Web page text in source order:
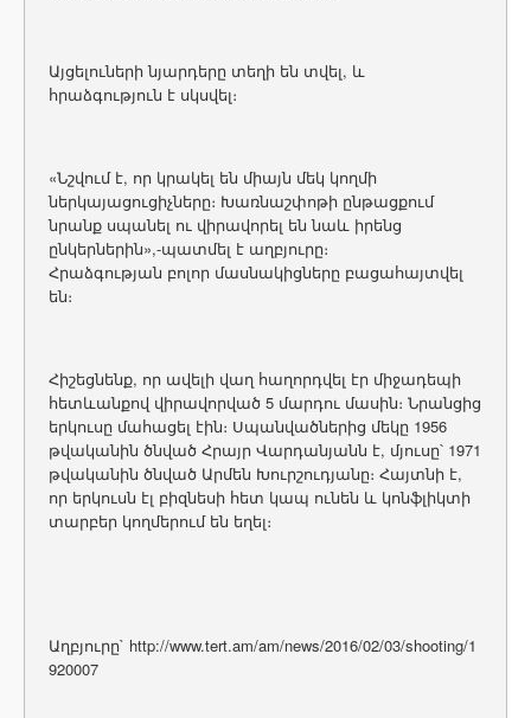
Այցելուների նյարդերը տեղի են տվել, և
հրաձգություն է սկսվել։
«Նշվում է, որ կրակել են միայն մեկ կողմի
ներկայացուցիչները։ Խառնաշփոթի ընթացքում
նրանք սպանել ու վիրավորել են նաև իրենց
ընկերներին»,-պատմել է աղբյուրը։
Հրաձգության բոլոր մասնակիցները բացահայտվել
են։
Հիշեցնենք, որ ավելի վաղ հաղորդվել էր միջադեպի
հետևանքով վիրավորված 5 մարդու մասին։ Նրանցից
երկուսը մահացել էին։ Սպանվածներից մեկը 1956
թվականին ծնված Հրայր Վարդանյանն է, մյուսը՝ 1971
թվականին ծնված Արմեն Խուրշուդյանը։ Հայտնի է,
որ երկուսն էլ բիզնեսի հետ կապ ունեն և կոնֆլիկտի
տարբեր կողմերում են եղել։
Աղբյուրը` http://www.tert.am/am/news/2016/02/03/shooting/1
920007